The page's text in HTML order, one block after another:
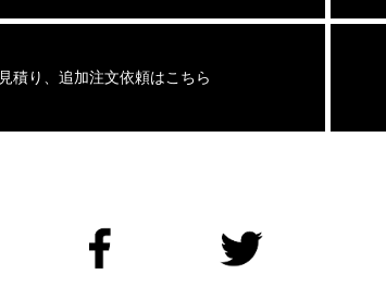
見積り、追加注文依頼はこちら